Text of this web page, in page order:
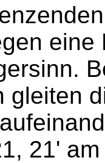
eine
gleiten
21'